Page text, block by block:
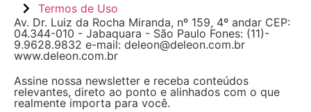
Termos de Uso
Av. Dr. Luiz da Rocha Miranda, nº 159, 4º andar CEP:
04.344-010 - Jabaquara - São Paulo Fones: (11)-
9.9628.9832 e-mail: deleon@deleon.com.br
www.deleon.com.br
Assine nossa newsletter e receba conteúdos
relevantes, direto ao ponto e alinhados com o que
realmente importa para você.